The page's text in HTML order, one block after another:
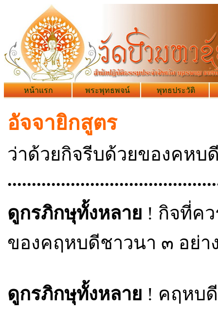
หน้าแรก พระพุทธพจน์ พุทธประวัติ
อัจจายิกสูตร
ว่าด้วยกิจรีบด้วยของคหบ
ดูกรภิกษุทั้งหลาย ! กิจที่ค
ของคฤหบดีชาวนา ๓ อย่า
ดูกรภิกษุทั้งหลาย ! คฤหบ